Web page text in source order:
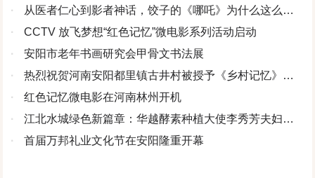
·
从医者仁心到影者神话，饺子的《哪吒》为什么这么好
看？
·
CCTV 放飞梦想“红色记忆”微电影系列活动启动
·
安阳市老年书画研究会甲骨文书法展
·
热烈祝贺河南安阳都里镇古井村被授予《乡村记忆》影
视拍摄基地
·
红色记忆微电影在河南林州开机
·
江北水城绿色新篇章：华越酵素种植大使李秀芳夫妇的
领航之旅
· 首届万邦礼业文化节在安阳隆重开幕
要充满由衷的敬佩和景仰，对巴蜀大地的社会发展、时代进步要有
喜迎盛世的感动和奋发。这既是作者在这部散文随笔集中给我们凸
显出的意义昭示和思想启迪，又莫不是笔者对此书所表达出的审美
四川之维的深层解读。它或许能够成为四川广大作家摹习的范本，
或者是一种有力的精神引领。
样写道。他爱得虚幻，我痛得真实。他曾对中学老师B老师怀有善良
心愿：“我甚至暗自希望，学校里最漂亮的那个女老师能嫁给他。”我
当时就全是这样一份心思，暗自希望讲台上这个学校里最漂亮的女
老师能嫁给史铁生。残疾、失恋，让史铁生猛然被命运击昏了头，
一心以为自己是世上最不幸的人，他孤愤、悲怆、怨恨，甚至长达
10年无法理解命运的安排。“活着，还是死去？”这个哈姆雷特式问
题，日日夜夜纠缠着他，年轻的他，心灵的痛苦更胜于肉体的痛
苦。“人不惧苦，苦的是找不到生之喜乐。”《圣经》如此教导上帝的
子民，给人指点迷津。好在，这个终日在死亡边缘挣扎的少年，最
得少了些。虽然他也不断有散文、随笔问世。1999年9月7日，《北
京日报》以《纸上硝烟弥漫笔底风起云涌——记军史专家、作家李
金明》为题，用较大的篇幅全面介绍了他在文学创作和军史研究方
面的成果，并刊登了作者照片……其实，李金明从走上文坛，他不
凡的成绩先后受到《河北日报》《保定日报》《战友报》及电视、
广播等媒体的关注。1994年8月，中央决定建立平津战役纪念馆，李
金明被抽调到建馆办公室，负责“英烈厅”的内容编排。按中央军委批
准的建馆方案，要将平津战役中牺牲的烈士的名字镌刻在铜墙上。
但祖父不惜卖掉30多亩地，给保长送银子，才保全下来父亲没被拉
走。后来，他在私塾先生教育下走向成人。解放后，国家进行土地
改革，祖父响应国家号召，将自己的土地全部捐献国家，父亲应考
当地渔场当了会计。可祖父却病倒了，不久就离开人世。父亲在渔
结婚。父亲兄弟四人，均已成家，祖母在弟兄四人家轮着吃住，时
间一个月，祖母过着无忧无虑的生活。父亲靠自己的工资维持我们
家五口人的生活，也算得上丰衣足食。父母和祖母对我非常喜欢，